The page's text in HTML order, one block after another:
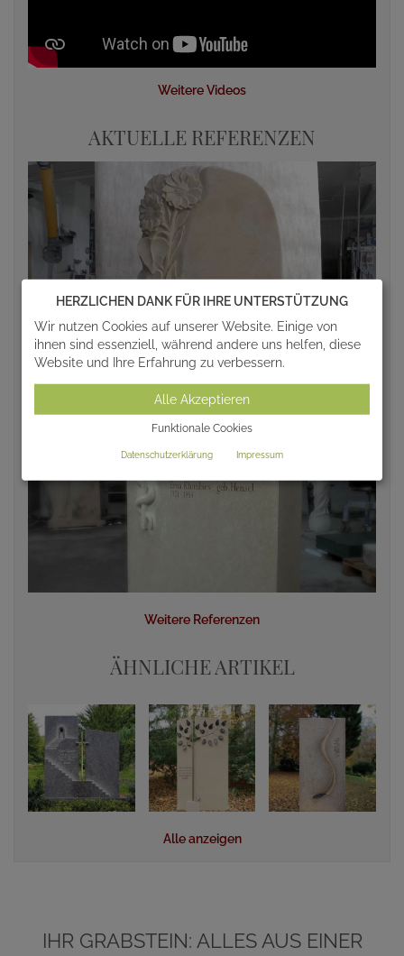
Weitere Videos
AKTUELLE REFERENZEN
Weitere Referenzen
ÄHNLICHE ARTIKEL
Alle anzeigen
IHR GRABSTEIN: ALLES AUS EINER
HERZLICHEN DANK FÜR IHRE UNTERSTÜTZUNG
Wir nutzen Cookies auf unserer Website. Einige von
ihnen sind essenziell, während andere uns helfen, diese
Website und Ihre Erfahrung zu verbessern.
Alle Akzeptieren
Funktionale Cookies
Datenschutzerklärung Impressum